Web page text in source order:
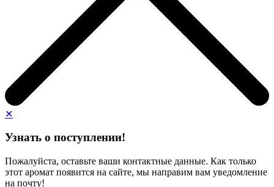
✕
Узнать о поступлении!
Пожалуйста, оставьте ваши контактные данные. Как только
этот аромат появится на сайте, мы направим вам уведомление
на почту!